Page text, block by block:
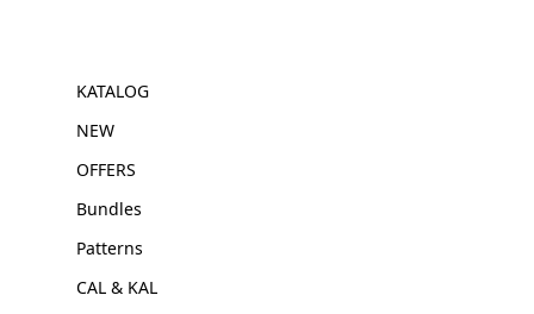
KATALOG
NEW
OFFERS
Bundles
Patterns
CAL & KAL